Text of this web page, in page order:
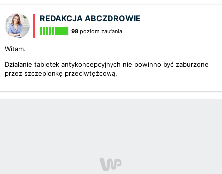
REDAKCJA ABCZDROWIE
98 poziom zaufania
Witam.
Działanie tabletek antykoncepcyjnych nie powinno być zaburzone
przez szczepionkę przeciwtężcową.